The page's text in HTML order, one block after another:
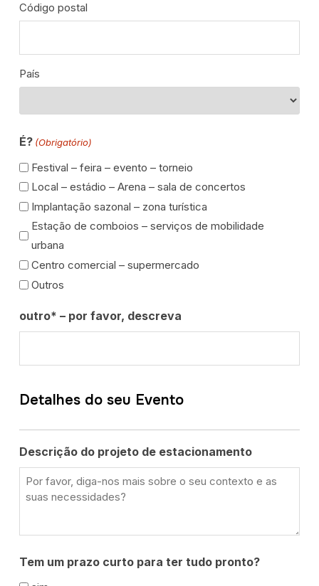
Código postal
País
É? (Obrigatório)
Festival – feira – evento – torneio
Local – estádio – Arena – sala de concertos
Implantação sazonal – zona turística
Estação de comboios – serviços de mobilidade
urbana
Centro comercial – supermercado
Outros
outro* – por favor, descreva
Detalhes do seu Evento
Descrição do projeto de estacionamento
Tem um prazo curto para ter tudo pronto?